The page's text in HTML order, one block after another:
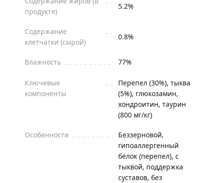
продукте)
5.2%
Содержание
клетчатки (сырой)
0.8%
Влажность 77%
Ключевые
компоненты
Перепел (30%), тыква
(5%), глюкозамин,
хондроитин, таурин
(800 мг/кг)
Особенности
Беззерновой,
гипоаллергенный
белок (перепел), с
тыквой, поддержка
суставов, без